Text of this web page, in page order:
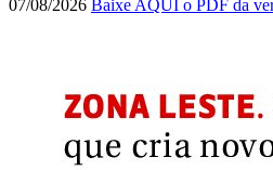
07/08/2026 Baixe AQUI o PDF da